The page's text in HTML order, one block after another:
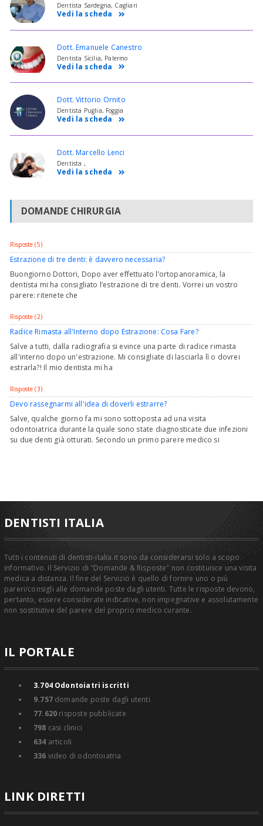
Dentista Sardegna, Cagliari
Vedi la scheda
Dott. Emanuele Canestro
Dentista Sicilia, Palermo
Vedi la scheda
Dott. Vittorio Ornito
Dentista Puglia, Foggia
Vedi la scheda
Dott. Marcello Lenci
Dentista ,
Vedi la scheda
DOMANDE CHIRURGIA
Risposte (5)
Estrazione di tre denti: è davvero necessaria?
Buongiorno Dottori, Dopo aver effettuato l’ortopanoramica, la
dentista mi ha consigliato l’estrazione di tre denti. Vorrei un vostro
parere: ritenete che
Risposte (2)
Radice Rimasta all'Interno dopo Estrazione: Cosa Fare?
Salve a tutti, dalla radiografia si evince una parte di radice rimasta
all'interno dopo un'estrazione. Mi consigliate di lasciarla lì o dovrei
estrarla?! Il mio dentista mi ha
Risposte (3)
Devo rassegnarmi all'idea di doverli estrarre?
Salve, qualche giorno fa mi sono sottoposta ad una visita
odontoiatrica durante la quale sono state diagnosticate due infezioni
su due denti già otturati. Secondo un primo parere medico si
DENTISTI ITALIA
Tutti i contenuti di dentisti-italia.it sono da considerarsi solo a scopo
informativo. Il Servizio di "Domande & Risposte" non costituisce una visita
medica a distanza. Il fine del Servizio è quello di fornire uno o più
pareri/consigli alle domande poste dagli utenti. Tutte le risposte devono,
pertanto, essere considerate indicative, non impegnative e assolutamente
non sostitutive del parere del proprio medico curante.
IL PORTALE
3.704Odontoiatri iscritti
9.757domande poste dagli utenti
77.620 risposte pubblicate
798 casi clinici
634 articoli
336 video di odontoiatria
LINK DIRETTI